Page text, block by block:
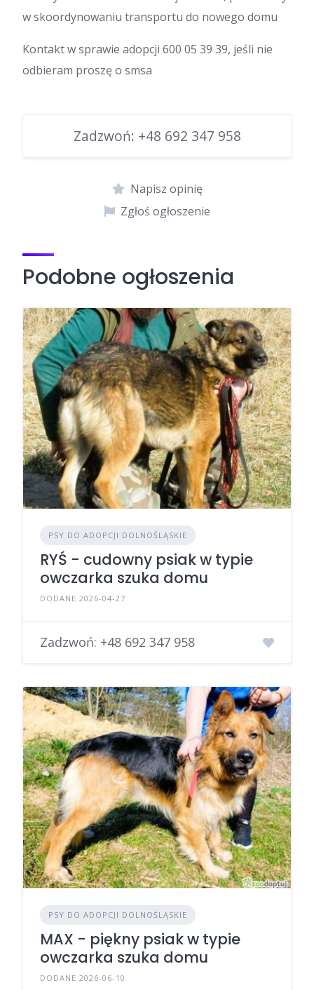
w skoordynowaniu transportu do nowego domu
Kontakt w sprawie adopcji 600 05 39 39, jeśli nie
odbieram proszę o smsa
Zadzwoń: +48 692 347 958
Napisz opinię
Zgłoś ogłoszenie
Podobne ogłoszenia
PSY DO ADOPCJI DOLNOŚLĄSKIE
RYŚ - cudowny psiak w typie
owczarka szuka domu
DODANE 2026-04-27
Zadzwoń: +48 692 347 958
PSY DO ADOPCJI DOLNOŚLĄSKIE
MAX - piękny psiak w typie
owczarka szuka domu
DODANE 2026-06-10